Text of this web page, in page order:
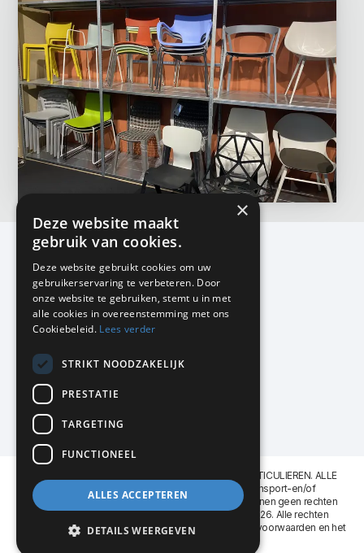
KMP Kantoormeubilair
Airport Business Park
Frankfurtstraat 29-31
1175 RH Lijnden
020-617 01 26
info@kmpkantoormeubilair.nl
Facebook
Instagram
KMP Kantoormeubilair levert aan BEDRIJVEN en PARTICULIEREN. ALLE
GENOEMDE PRIJZEN ZIJN EXCL. 21% B.T.W. Transport-en/of
Montagekosten op aanvraag. Aan deze website kunnen geen rechten
worden ontleend. KMP Kantoormeubilair VOF © 2026. Alle rechten
voorbehouden. Lees voor gebruik graag de
leveringsvoorwaarden en het
×
Deze website maakt
gebruik van cookies.
Deze website gebruikt cookies om uw
gebruikerservaring te verbeteren. Door
onze website te gebruiken, stemt u in met
alle cookies in overeenstemming met ons
Cookiebeleid. Lees verder
STRIKT NOODZAKELIJK
PRESTATIE
TARGETING
FUNCTIONEEL
ALLES ACCEPTEREN
DETAILS WEERGEVEN